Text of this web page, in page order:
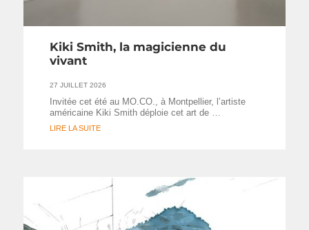
Kiki Smith, la magicienne du
vivant
27 JUILLET 2026
Invitée cet été au MO.CO., à Montpellier, l’artiste
américaine Kiki Smith déploie cet art de …
LIRE LA SUITE